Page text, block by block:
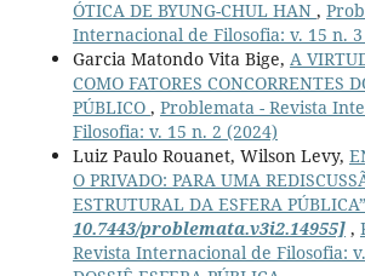
ÓTICA DE BYUNG-CHUL HAN ,
Internacional de Filosofia: v. 15 n. 3
Garcia Matondo Vita Bige, A
COMO FATORES CONCORRENTES
PÚBLICO , Problemata - Revista
Filosofia: v. 15 n. 2 (2024)
Luiz Paulo Rouanet, Wilson Levy,
O PRIVADO: PARA UMA
ESTRUTURAL DA ESFERA PÚBLICA”
10.7443/problemata.v3i2.14955],
Revista Internacional de Filosofia: